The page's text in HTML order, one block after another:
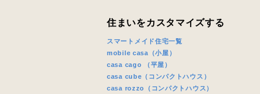
住まいをカスタマイズする
スマートメイド住宅一覧
mobile casa（小屋）
casa cago （平屋）
casa cube（コンパクトハウス）
casa rozzo（コンパクトハウス）